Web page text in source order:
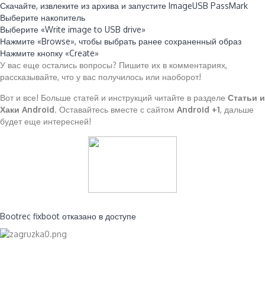
Скачайте, извлеките из архива и запустите ImageUSB PassMark
Выберите накопитель
Выберите «Write image to USB drive»
Нажмите «Browse», чтобы выбрать ранее сохраненный образ
Нажмите кнопку «Create»
У вас еще остались вопросы? Пишите их в комментариях,
рассказывайте, что у вас получилось или наоборот!
Вот и все! Больше статей и инструкций читайте в разделе Статьи и
Хаки Android. Оставайтесь вместе с сайтом Android +1, дальше
будет еще интересней!
Bootrec fixboot отказано в доступе